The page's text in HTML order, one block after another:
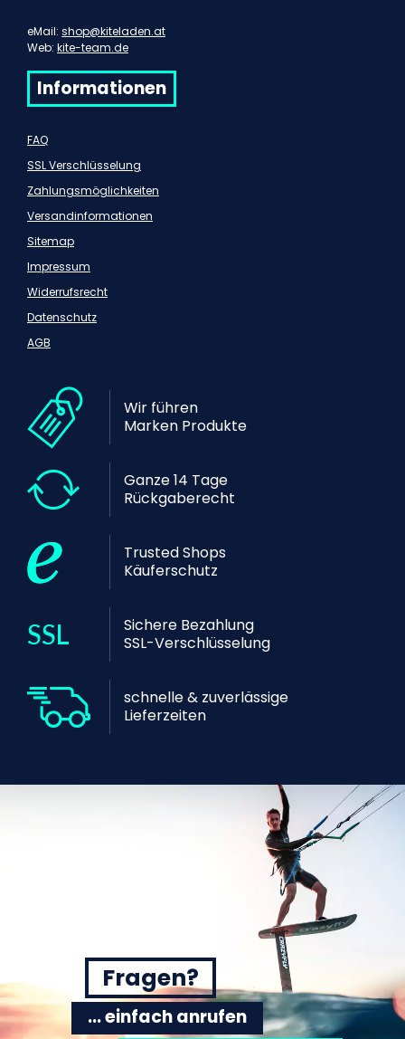
eMail: shop@kiteladen.at
Web: kite-team.de
Informationen
FAQ
SSL Verschlüsselung
Zahlungsmöglichkeiten
Versandinformationen
Sitemap
Impressum
Widerrufsrecht
Datenschutz
AGB
Wir führen
Marken Produkte
Ganze 14 Tage
Rückgaberecht
Trusted Shops
Käuferschutz
Sichere Bezahlung
SSL-Verschlüsselung
schnelle & zuverlässige
Lieferzeiten
Fragen?
... einfach anrufen